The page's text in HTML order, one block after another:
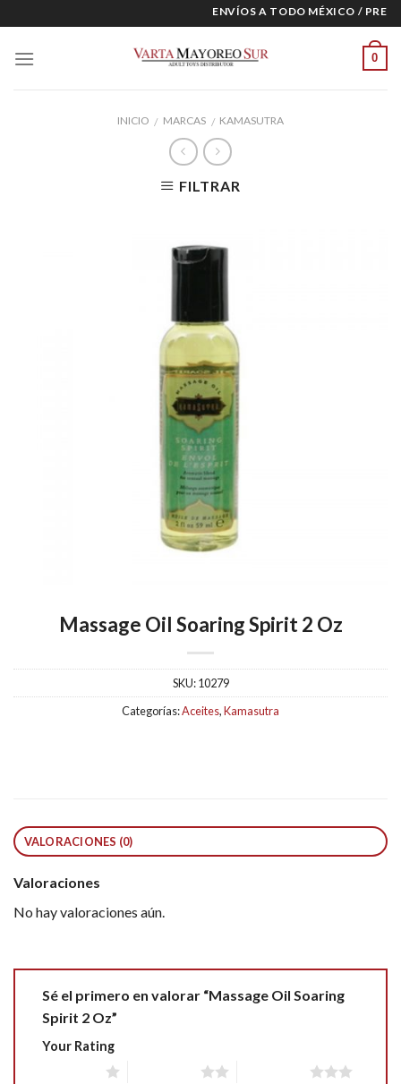
to
content
ENVÍOS A TODO MÉXICO /
0
INICIO / MARCAS / KAMASUTRA
FILTRAR
Massage Oil Soaring Spirit 2 Oz
SKU:10279
Categorías:Aceites,Kamasutra
VALORACIONES (0)
Valoraciones
No hay valoraciones aún.
Sé el primero en valorar “Massage Oil Soaring
Spirit 2 Oz”
Your Rating